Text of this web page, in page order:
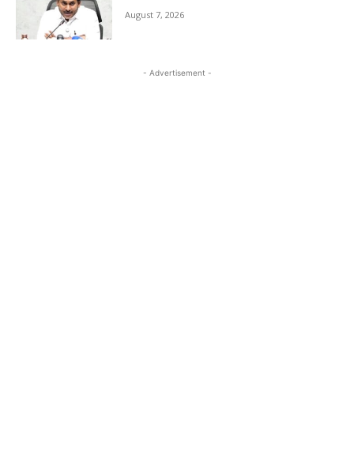
August 7, 2026
- Advertisement -